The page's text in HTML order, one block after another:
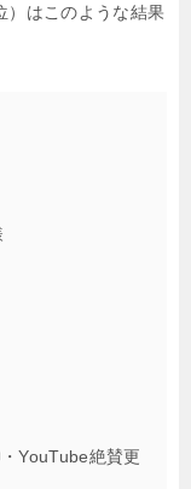
）はこのような結果
YouTube絶賛更